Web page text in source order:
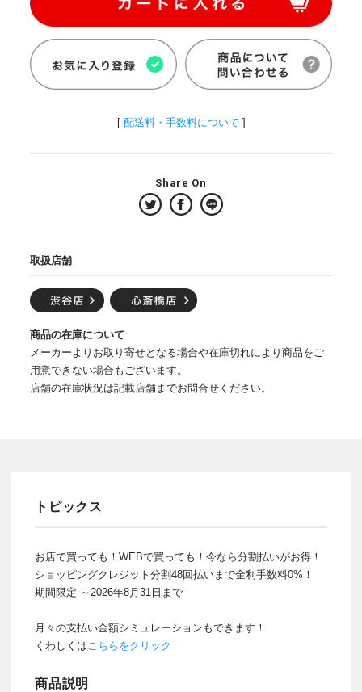
[ 配送料・手数料について ]
Share On
取扱店舗
商品の在庫について
メーカーよりお取り寄せとなる場合や在庫切れにより商品をご
用意できない場合もございます。
店舗の在庫状況は記載店舗までお問合せください。
トピックス
お店で買っても！WEBで買っても！今なら分割払いがお得！
ショッピングクレジット分割48回払いまで金利手数料0%！
期間限定 ～2026年8月31日まで
月々の支払い金額シミュレーションもできます！
くわしくはこちらをクリック
商品説明